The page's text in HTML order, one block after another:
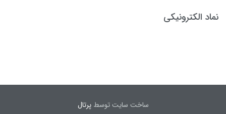
نماد الکترونیکی
ساخت سایت توسطپرتال